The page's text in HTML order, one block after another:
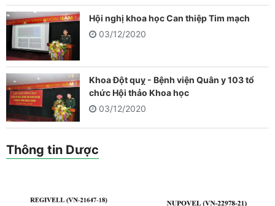
Hội nghị khoa học Can thiệp Tim mạch
03/12/2020
Khoa Đột quỵ - Bệnh viện Quân y 103 tổ
chức Hội thảo Khoa học
03/12/2020
Thông tin Dược